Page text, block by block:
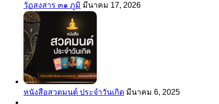
วัฏสงสาร ๓๑ ภูมิ มีนาคม 17, 2026
หนังสือสวดมนต์ ประจำวันเกิด มีนาคม 6, 2025